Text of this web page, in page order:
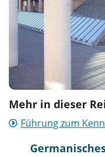
Mehr in dieser
Führung zum